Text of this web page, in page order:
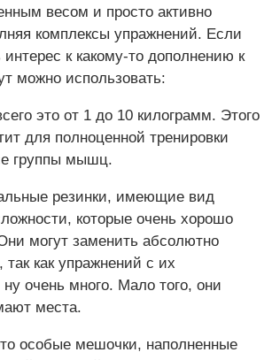
весом и просто активно
комплексы упражнений. Если
интерес к какому-то дополнению к
можно использовать:
это от 1 до 10 килограмм. Этого
для полноценной тренировки
группы мышц.
резинки, имеющие вид
которые очень хорошо
могут заменить абсолютно
как упражнений с их
очень много. Мало того, они
места.
особые мешочки, наполненные